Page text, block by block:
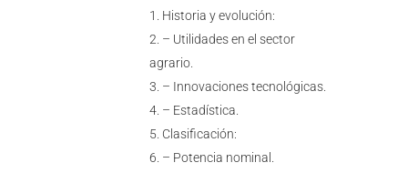
Historia y evolución:
– Utilidades en el sector
agrario.
– Innovaciones tecnológicas.
– Estadística.
Clasificación:
– Potencia nominal.